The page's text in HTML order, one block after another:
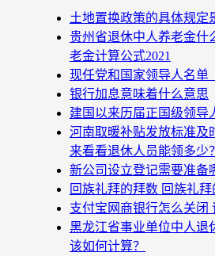
土地置换政策的具体规定
贵州省退休中人养老金什
老金计算公式2021
现任党和国家领导人名单
银行加息意味着什么意思
建国以来历届正国级领导
河南取暖补贴发放标准及
来看看退休人员能领多少？
新公司设立登记需要准备
回族礼拜的拜数 回族礼拜
支付宝网商银行怎么关闭
黑龙江省事业单位中人退
该如何计算？